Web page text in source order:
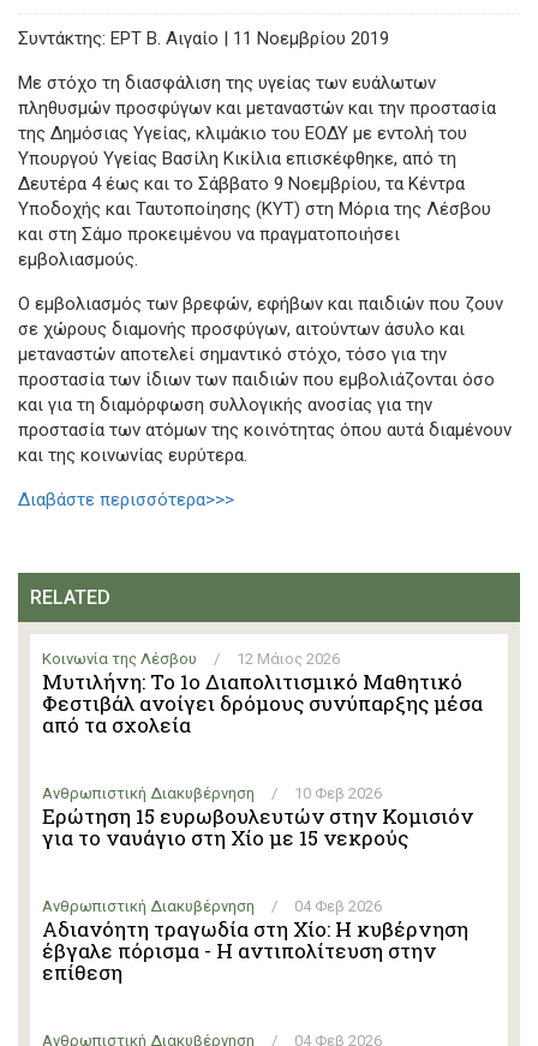
Συντάκτης: ΕΡΤ Β. Αιγαίο | 11 Νοεμβρίου 2019
Με στόχο τη διασφάλιση της υγείας των ευάλωτων
πληθυσμών προσφύγων και μεταναστών και την προστασία
της Δημόσιας Υγείας, κλιμάκιο του ΕΟΔΥ με εντολή του
Υπουργού Υγείας Βασίλη Κικίλια επισκέφθηκε, από τη
Δευτέρα 4 έως και το Σάββατο 9 Νοεμβρίου, τα Κέντρα
Υποδοχής και Ταυτοποίησης (ΚΥΤ) στη Μόρια της Λέσβου
και στη Σάμο προκειμένου να πραγματοποιήσει
εμβολιασμούς.
Ο εμβολιασμός των βρεφών, εφήβων και παιδιών που ζουν
σε χώρους διαμονής προσφύγων, αιτούντων άσυλο και
μεταναστών αποτελεί σημαντικό στόχο, τόσο για την
προστασία των ίδιων των παιδιών που εμβολιάζονται όσο
και για τη διαμόρφωση συλλογικής ανοσίας για την
προστασία των ατόμων της κοινότητας όπου αυτά διαμένουν
και της κοινωνίας ευρύτερα.
Διαβάστε περισσότερα>>>
RELATED
Κοινωνία της Λέσβου / 12 Μάιος 2026
Μυτιλήνη: Το 1ο Διαπολιτισμικό Μαθητικό
Φεστιβάλ ανοίγει δρόμους συνύπαρξης μέσα
από τα σχολεία
Ανθρωπιστική Διακυβέρνηση / 10 Φεβ 2026
Ερώτηση 15 ευρωβουλευτών στην Κομισιόν
για το ναυάγιο στη Χίο με 15 νεκρούς
Ανθρωπιστική Διακυβέρνηση / 04 Φεβ 2026
Αδιανόητη τραγωδία στη Χίο: Η κυβέρνηση
έβγαλε πόρισμα - Η αντιπολίτευση στην
επίθεση
Ανθρωπιστική Διακυβέρνηση / 04 Φεβ 2026